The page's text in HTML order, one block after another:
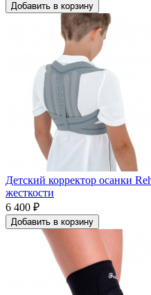
Добавить в корзину
Детский корректор осанки
жесткости
6 400 ₽
Добавить в корзину